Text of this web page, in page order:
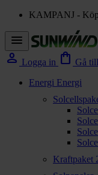
KAMPANJ -
menu
person Logga in shopping_bag Gå
Energi Energi
Kraftpaket